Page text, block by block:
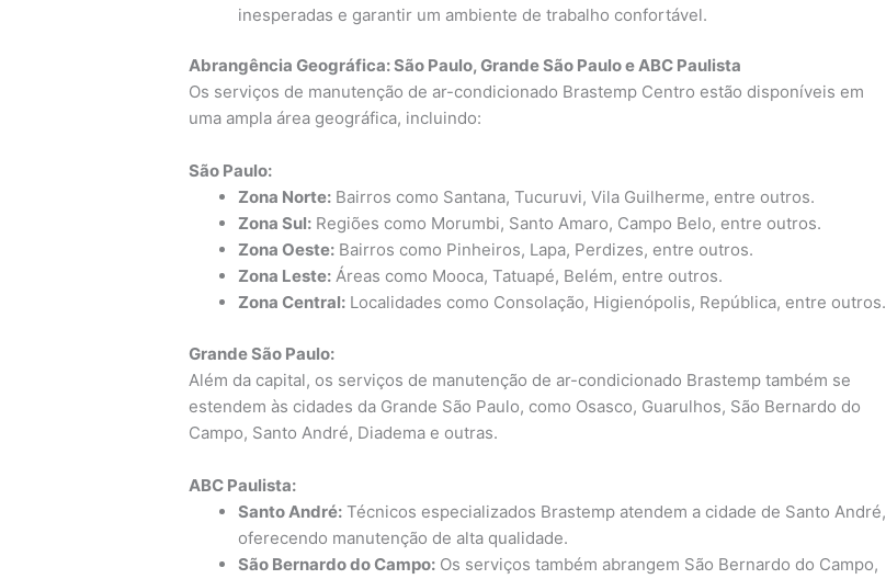
inesperadas e garantir um ambiente de trabalho confortável.
Abrangência Geográfica: São Paulo, Grande São Paulo e ABC Paulista
Os serviços de manutenção de ar-condicionado Brastemp Centro estão disponíveis em
uma ampla área geográfica, incluindo:
São Paulo:
Zona Norte: Bairros como Santana, Tucuruvi, Vila Guilherme, entre outros.
Zona Sul: Regiões como Morumbi, Santo Amaro, Campo Belo, entre outros.
Zona Oeste: Bairros como Pinheiros, Lapa, Perdizes, entre outros.
Zona Leste: Áreas como Mooca, Tatuapé, Belém, entre outros.
Zona Central: Localidades como Consolação, Higienópolis, República, entre outros.
Grande São Paulo:
Além da capital, os serviços de manutenção de ar-condicionado Brastemp também se
estendem às cidades da Grande São Paulo, como Osasco, Guarulhos, São Bernardo do
Campo, Santo André, Diadema e outras.
ABC Paulista:
Santo André: Técnicos especializados Brastemp atendem a cidade de Santo André,
oferecendo manutenção de alta qualidade.
São Bernardo do Campo: Os serviços também abrangem São Bernardo do Campo,